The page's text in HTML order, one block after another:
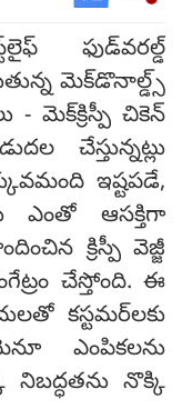
ఫుడ్‌వరల్డ్
మెక్‌డొనాల్డ్స్
- మెక్‌క్రిస్పీ చికెన్
చేస్తున్నట్లు
ఇష్టపడే,
ఎంతో ఆసక్తిగా
క్రిస్పీ వెజ్జీ
చేస్తోంది. ఈ
కస్టమర్‌లకు
ఎంపికలను
నొక్కి